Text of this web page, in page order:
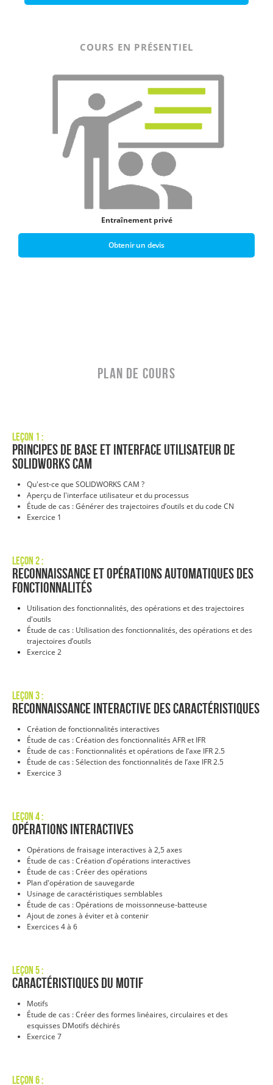
COURS EN PRÉSENTIEL
Entraînement privé
Obtenir un devis
PLAN DE COURS
Leçon 1 :
Principes de base et interface utilisateur de
SOLIDWORKS CAM
Qu'est-ce que SOLIDWORKS CAM ?
Aperçu de l'interface utilisateur et du processus
Étude de cas : Générer des trajectoires d’outils et du code CN
Exercice 1
Leçon 2 :
Reconnaissance et opérations automatiques des
fonctionnalités
Utilisation des fonctionnalités, des opérations et des trajectoires
d'outils
Étude de cas : Utilisation des fonctionnalités, des opérations et des
trajectoires d’outils
Exercice 2
Leçon 3 :
Reconnaissance interactive des caractéristiques
Création de fonctionnalités interactives
Étude de cas : Création des fonctionnalités AFR et IFR
Étude de cas : Fonctionnalités et opérations de l’axe IFR 2.5
Étude de cas : Sélection des fonctionnalités de l’axe IFR 2.5
Exercice 3
Leçon 4 :
Opérations interactives
Opérations de fraisage interactives à 2,5 axes
Étude de cas : Création d'opérations interactives
Étude de cas : Créer des opérations
Plan d'opération de sauvegarde
Usinage de caractéristiques semblables
Étude de cas : Opérations de moissonneuse-batteuse
Ajout de zones à éviter et à contenir
Exercices 4 à 6
Leçon 5 :
Caractéristiques du motif
Motifs
Étude de cas : Créer des formes linéaires, circulaires et des
esquisses DMotifs déchirés
Exercice 7
Leçon 6 :